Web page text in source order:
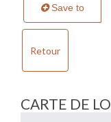
Save to
Retour
CARTE DE